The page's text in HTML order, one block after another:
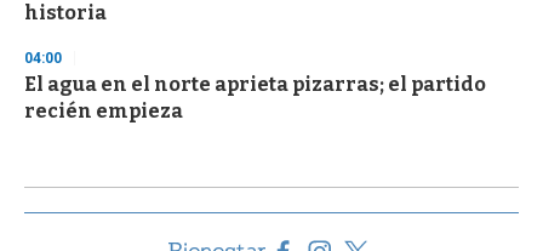
historia
04:00
El agua en el norte aprieta pizarras; el partido
recién empieza